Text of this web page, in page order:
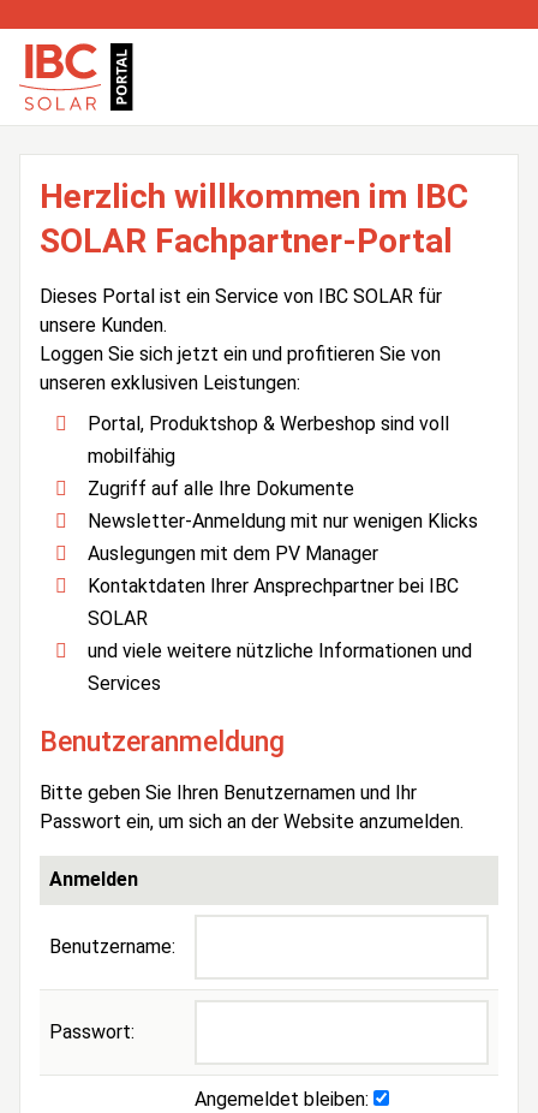
Herzlich willkommen im IBC
SOLAR Fachpartner-Portal
Dieses Portal ist ein Service von IBC SOLAR für
unsere Kunden.
Loggen Sie sich jetzt ein und profitieren Sie von
unseren exklusiven Leistungen:
Portal, Produktshop & Werbeshop sind voll
mobilfähig
Zugriff auf alle Ihre Dokumente
Newsletter-Anmeldung mit nur wenigen Klicks
Auslegungen mit dem PV Manager
Kontaktdaten Ihrer Ansprechpartner bei IBC
SOLAR
und viele weitere nützliche Informationen und
Services
Benutzeranmeldung
Bitte geben Sie Ihren Benutzernamen und Ihr
Passwort ein, um sich an der Website anzumelden.
Anmelden
Benutzername:
Passwort:
Angemeldet bleiben: